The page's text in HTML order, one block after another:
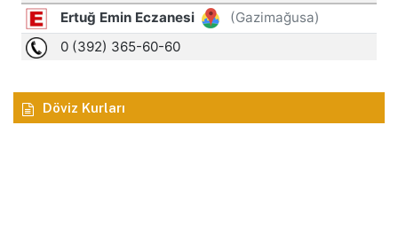
Döviz Kurları